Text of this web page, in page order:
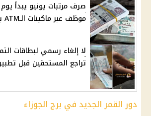
موظف عبر ماكينات الـATM بدون زيادة
لا إلغاء رسمي لبطاقات
تراجع المستحقين قبل
دور القمر الجديد في برج الجوزاء